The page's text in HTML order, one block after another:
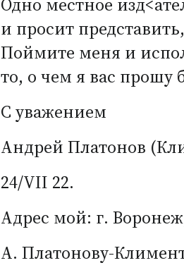
и просит
Поймите меня и
то, о чем я вас прошу
С уважением
Андрей Платонов (
24/VII 22.
Адрес мой: г.
А. Платонову-